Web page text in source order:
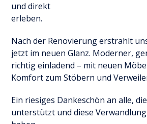
und direkt
erleben.
Nach der Renovierung erstrahlt
jetzt im neuen Glanz. Moderner,
richtig einladend – mit neuen
Komfort zum Stöbern und
Ein riesiges Dankeschön an alle,
unterstützt und diese